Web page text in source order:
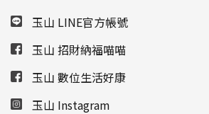
玉山 LINE官方帳號
玉山 招財納福喵喵
玉山 數位生活好康
玉山 Instagram